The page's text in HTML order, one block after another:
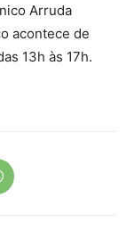
Arruda
acontece de
13h às 17h.